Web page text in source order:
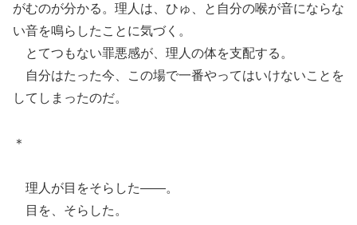
がむのが分かる。理人は、ひゅ、と自分の喉が音にならな
い音を鳴らしたことに気づく。
とてつもない罪悪感が、理人の体を支配する。
自分はたった今、この場で一番やってはいけないことを
してしまったのだ。
＊
理人が目をそらした――。
目を、そらした。